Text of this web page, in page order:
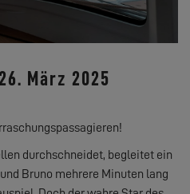
März 2025
durchschneidet, begleitet ein
Bruno mehrere Minuten lang